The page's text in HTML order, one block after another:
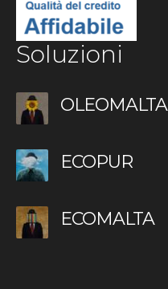
Soluzioni
OLEOMALTA
ECOPUR
ECOMALTA